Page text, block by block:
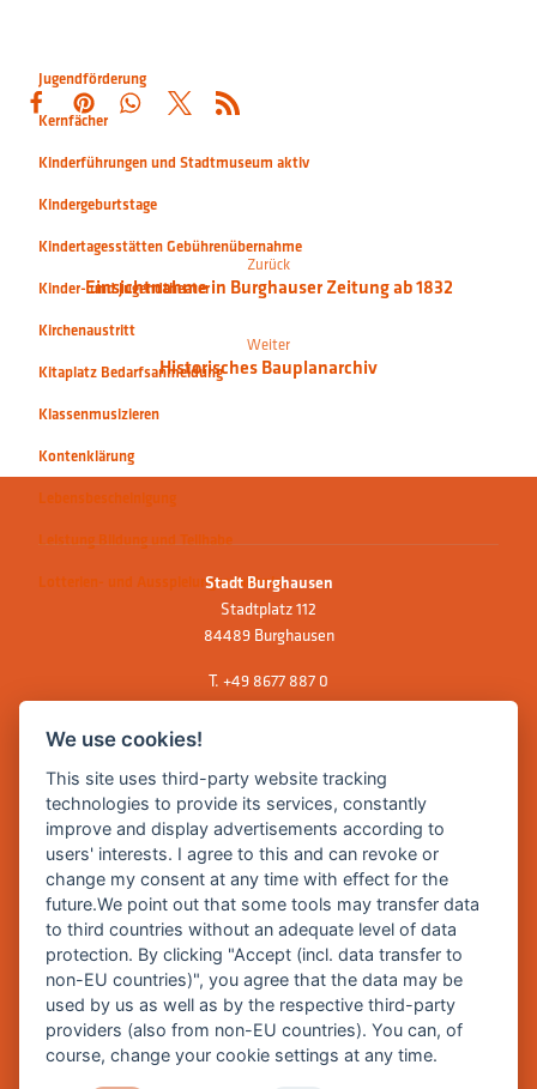
Jugendförderung
Kernfächer
Kinderführungen und Stadtmuseum aktiv
Kindergeburtstage
Kindertagesstätten Gebührenübernahme
Kinder- und Jugendtheater
Kirchenaustritt
Kitaplatz Bedarfsanmeldung
Klassenmusizieren
Kontenklärung
Lebensbescheinigung
Leistung Bildung und Teilhabe
Lotterien- und Ausspielungserlaubnis
Zurück
Einsichtnahme in Burghauser Zeitung ab 1832
Weiter
Historisches Bauplanarchiv
Stadt Burghausen
Stadtplatz 112
84489 Burghausen
T. +49 8677 887 0
E Mail:
Zentrale Webseite der Stadt Burghausen:
www.burghausen.de
Burghausen in leichter Sprache
So funktioniert burghausen.de
Inhalte von burghausen.de
We use cookies!
This site uses third-party website tracking
technologies to provide its services, constantly
improve and display advertisements according to
users' interests. I agree to this and can revoke or
change my consent at any time with effect for the
future.We point out that some tools may transfer data
to third countries without an adequate level of data
protection. By clicking "Accept (incl. data transfer to
non-EU countries)", you agree that the data may be
used by us as well as by the respective third-party
providers (also from non-EU countries). You can, of
course, change your cookie settings at any time.